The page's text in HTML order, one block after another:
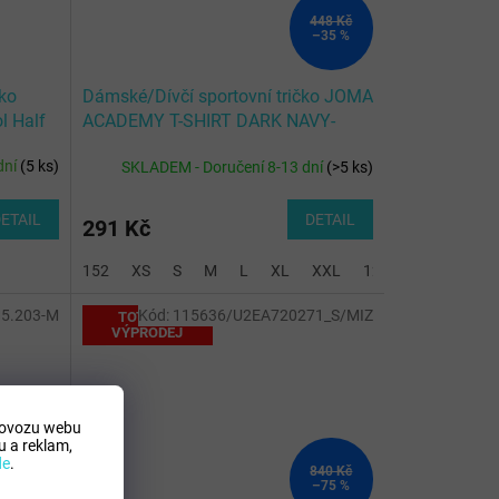
webu
a reklam,
.
Half
(5 ks)
448 Kč
–35 %
Dámské/Dívčí sportovní tričko JOMA
ACADEMY T-SHIRT DARK NAVY-
SKLADEM - Doručení 8-13 dní(>5 ks)
291 Kč DETAIL
152 XS S M L XL XXL 128-140
Kč
M
TOTÁLNÍ
VÝPRODEJ
840 Kč
–75 %
Kód: 115636/U2EA720271_S/MIZ